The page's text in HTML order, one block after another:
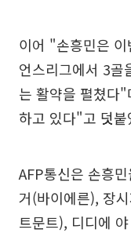
이어 "손흥민은 이
언스리그에서 3골
는 활약을 펼쳤다
하고 있다"고 덧붙
AFP통신은 손흥
거(바이에른), 장
트문트), 디디에